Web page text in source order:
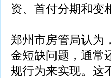
资、首付分期和变
郑州市房管局认为
金短缺问题，通常
规行为来实现。这